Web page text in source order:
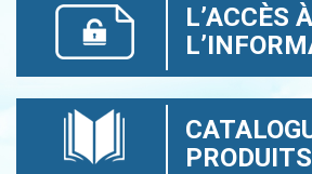
L’ACCÈS À
PRODUITS